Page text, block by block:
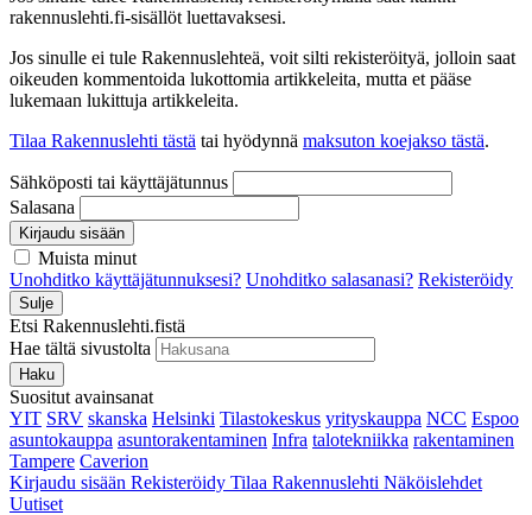
rakennuslehti.fi-sisällöt luettavaksesi.
Jos sinulle ei tule Rakennuslehteä, voit silti rekisteröityä, jolloin saat
oikeuden kommentoida lukottomia artikkeleita, mutta et pääse
lukemaan lukittuja artikkeleita.
Tilaa Rakennuslehti tästä tai hyödynnä maksuton koejakso tästä.
Sähköposti tai käyttäjätunnus
Salasana
Kirjaudu sisään
Muista minut
Unohditko käyttäjätunnuksesi? Unohditko salasanasi? Rekisteröidy
Sulje
Etsi Rakennuslehti.fistä
Hae tältä sivustolta
Haku
Suositut avainsanat
YIT SRV skanska Helsinki Tilastokeskus yrityskauppa NCC Espoo
asuntokauppa asuntorakentaminen Infra talotekniikka rakentaminen
Tampere Caverion
Kirjaudu sisään Rekisteröidy Tilaa Rakennuslehti Näköislehdet
Uutiset